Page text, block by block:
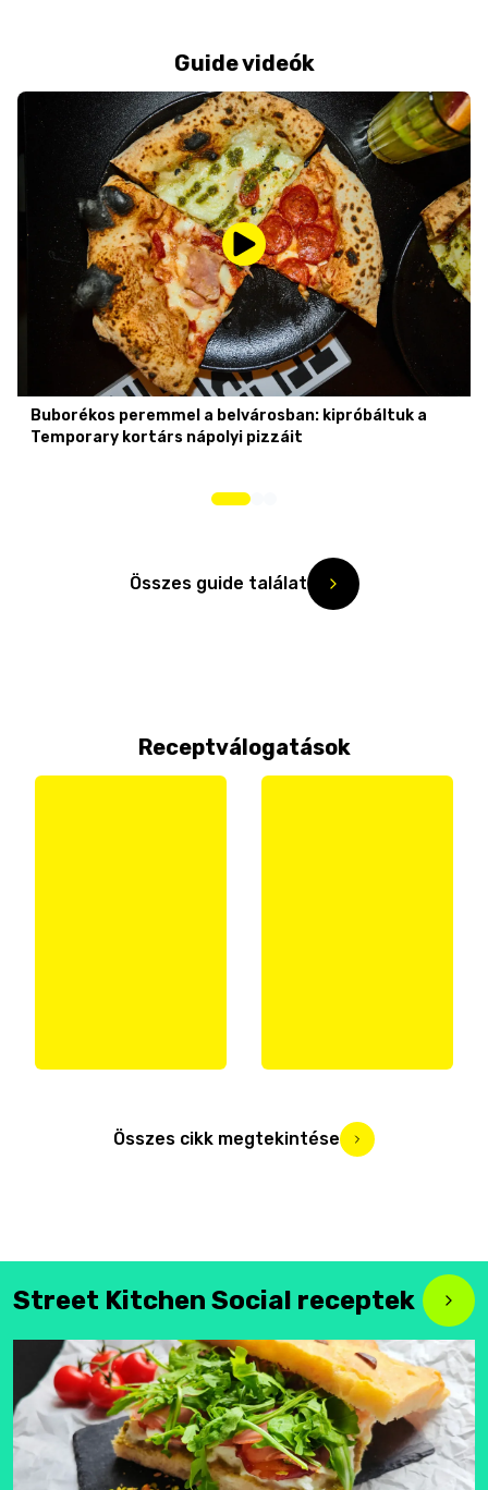
Guide videók
Buborékos peremmel a belvárosban: kipróbáltuk a
Temporary kortárs nápolyi pizzáit
Összes guide találat
Receptválogatások
Összes cikk megtekintése
Street Kitchen Social receptek